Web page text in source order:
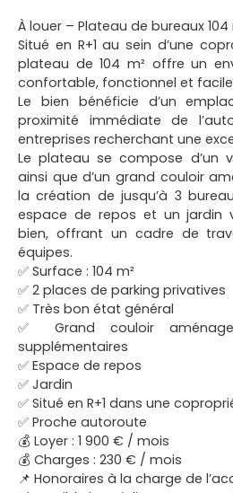
À louer – Plateau de bureaux
Situé en R+1 au sein d’une
plateau de 104 m² offre un
confortable, fonctionnel et
Le bien bénéficie d’un
proximité immédiate de
entreprises recherchant une
Le plateau se compose d’un
ainsi que d’un grand couloir
la création de jusqu’à 3
espace de repos et un jardin
bien, offrant un cadre de
équipes.
✅ Surface : 104 m²
✅ 2 places de parking privatives
✅ Très bon état général
✅ Grand couloir
supplémentaires
✅ Espace de repos
✅ Jardin
✅ Situé en R+1 dans une
✅ Proche autoroute
💰 Loyer : 1 900 € / mois
💰 Charges : 230 € / mois
📌 Honoraires à la charge de